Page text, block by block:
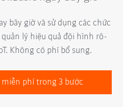
bây giờ và sử dụng các chức
lý hiệu quả đội hình rô-
Không có phí bổ sung.
miễn phí trong 3 bước